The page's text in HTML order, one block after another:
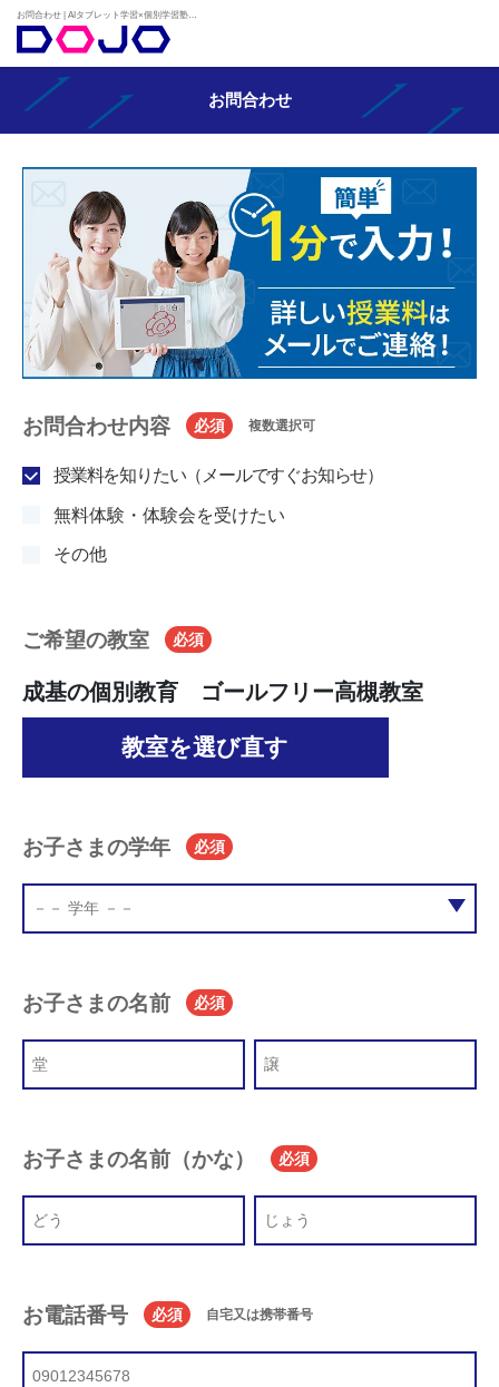
お問合わせ
お問合わせ内容 必須 複数選択可
授業料を知りたい（メールですぐお知らせ）
無料体験・体験会を受けたい
その他
ご希望の教室 必須
成基の個別教育 ゴールフリー高槻教室
教室を選び直す
お子さまの学年 必須
お子さまの名前 必須
お子さまの名前（かな） 必須
お電話番号 必須 自宅又は携帯番号